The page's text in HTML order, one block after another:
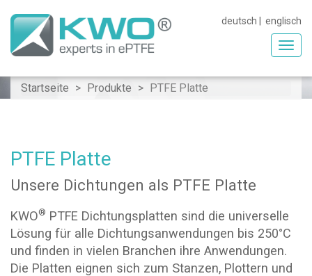
deutsch englisch
Startseite Produkte PTFE Platte
PTFE Platte
Unsere Dichtungen als PTFE Platte
KWO® PTFE Dichtungsplatten sind die universelle
Lösung für alle Dichtungsanwendungen bis 250°C
und finden in vielen Branchen ihre Anwendungen.
Die Platten eignen sich zum Stanzen, Plottern und